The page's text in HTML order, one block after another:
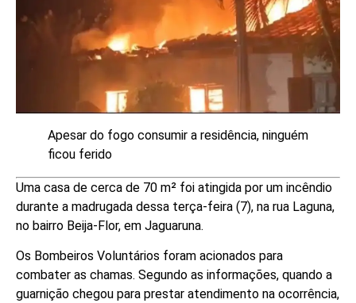
Apesar do fogo consumir a residência, ninguém
ficou ferido
Uma casa de cerca de 70 m² foi atingida por um incêndio
durante a madrugada dessa terça-feira (7), na rua Laguna,
no bairro Beija-Flor, em Jaguaruna.
Os Bombeiros Voluntários foram acionados para
combater as chamas. Segundo as informações, quando a
guarnição chegou para prestar atendimento na ocorrência,